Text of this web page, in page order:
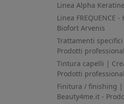
Linea Alpha
Linea FREQUENCE
Biofort Arvenis
Trattamenti
Prodotti
Tintura capelli |
Prodotti
Finitura / finishing
Beauty4me.it -